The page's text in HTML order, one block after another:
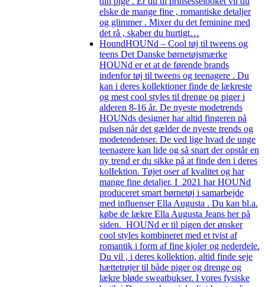
elske de mange fine , romantiske detaljer
og glimmer . Mixer du det feminine med
det rå , skaber du hurtigt…
HoundHOUNd – Cool tøj til tweens og
teens Det Danske børnetøjsmærke
HOUNd er et at de førende brands
indenfor tøj til tweens og teenagere . Du
kan i deres kollektioner finde de lækreste
og mest cool styles til drenge og piger i
alderen 8-16 år. De nyeste modetrends
HOUNds designer har altid fingeren på
pulsen når det gælder de nyeste trends og
modetendenser. De ved lige hvad de unge
teenagere kan lide og så snart der opstår en
ny trend er du sikke på at finde den i deres
kolIektion. Tøjet oser af kvalitet og har
mange fine detaljer. I 2021 har HOUNd
produceret smart børnetøj i samarbejde
med influenser Ella Augusta . Du kan bl.a.
købe de lækre Ella Augusta Jeans her på
siden. HOUNd er til pigen der ønsker
cool styles kombineret med et tvist af
romantik i form af fine kjoler og nederdele.
Du vil , i deres kollektion, altid finde seje
hættetrøjer til både piger og drenge og
lækre bløde sweatbukser. I vores fysiske